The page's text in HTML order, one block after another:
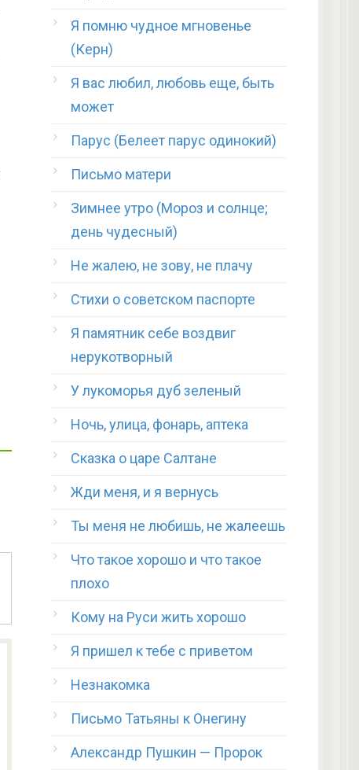
Я помню чудное мгновенье
(Керн)
Я вас любил, любовь еще, быть
может
Парус (Белеет парус одинокий)
Письмо матери
Зимнее утро (Мороз и солнце;
день чудесный)
Не жалею, не зову, не плачу
Стихи о советском паспорте
Я памятник себе воздвиг
нерукотворный
У лукоморья дуб зеленый
Ночь, улица, фонарь, аптека
Сказка о царе Салтане
Жди меня, и я вернусь
Ты меня не любишь, не жалеешь
Что такое хорошо и что такое
плохо
Кому на Руси жить хорошо
Я пришел к тебе с приветом
Незнакомка
Письмо Татьяны к Онегину
Александр Пушкин — Пророк